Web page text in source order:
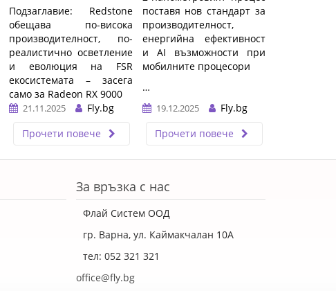
Подзаглавие: Redstone
обещава по-висока
производителност, по-
реалистично осветление
и еволюция на FSR
екосистемата – засега
само за Radeon RX 9000
… 21.11.2025
Fly.bg
Прочети повече
поставя нов стандарт за
производителност,
енергийна ефективност
и AI възможности при
мобилните процесори
…
19.12.2025
Fly.bg
Прочети повече
За връзка с нас
Флай Систем ООД
гр. Варна, ул. Каймакчалан 10А
тел: 052 321 321
office@fly.bg